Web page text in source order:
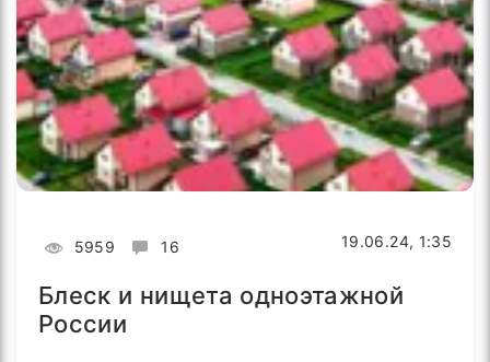
5959 16 19.06.24, 1:35
Блеск и нищета одноэтажной
России